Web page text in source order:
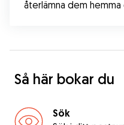
återlämna dem
Så här bokar du
Sök